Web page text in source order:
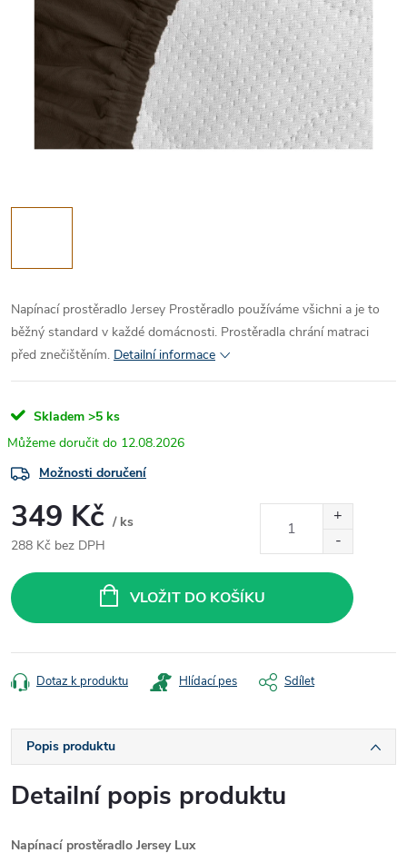
Napínací prostěradlo Jersey Prostěradlo používáme všichni a je to
běžný standard v každé domácnosti. Prostěradla chrání matraci
před znečištěním. Detailní informace
Skladem >5 ks
12.08.2026
Možnosti doručení
349 Kč / ks
288 Kč bez DPH
cena:
VLOŽIT DO KOŠÍKU
Dotaz k produktu Hlídací pes Sdílet
Popis produktu
Detailní popis produktu
Napínací prostěradlo Jersey Lux